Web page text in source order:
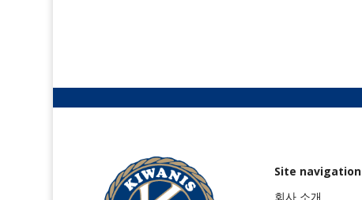
Site navigation
회사 소개